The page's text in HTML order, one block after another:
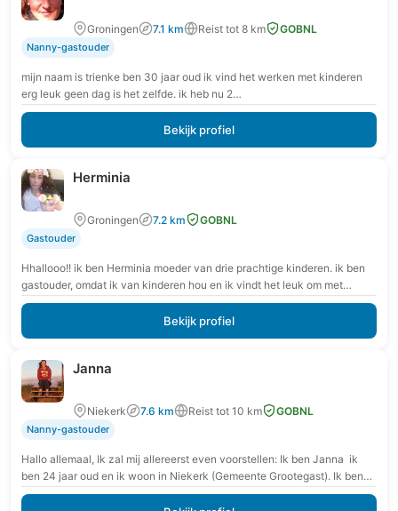
Groningen 7.1 km Reist tot 8 km GOBNL
Nanny-gastouder
mijn naam is trienke ben 30 jaar oud ik vind het werken met kinderen
erg leuk geen dag is het zelfde. ik heb nu 2…
Bekijk profiel
Herminia
Groningen 7.2 km GOBNL
Gastouder
Hhallooo!! ik ben Herminia moeder van drie prachtige kinderen. ik ben
gastouder, omdat ik van kinderen hou en ik vindt het leuk om met
kinderen…
Bekijk profiel
Janna
Niekerk 7.6 km Reist tot 10 km GOBNL
Nanny-gastouder
Hallo allemaal, Ik zal mij allereerst even voorstellen: Ik ben Janna ik
ben 24 jaar oud en ik woon in Niekerk (Gemeente Grootegast). Ik ben…